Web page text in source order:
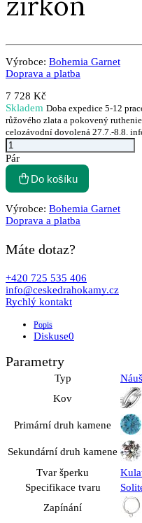
Výrobce: Bohemia Garnet
Doprava a platba
7 728 Kč
Skladem Doba expedice 5-12
růžového zlata a pokovený
celozávodní dovolená 27.7.-8.8.
Pár
Do košíku
Výrobce: Bohemia Garnet
Doprava a platba
Máte dotaz?
+420 725 535 406
info@ceskedrahokamy.cz
Rychlý kontakt
Popis
Diskuse0
Parametry
Typ
Kov
Primární druh kamene
Sekundární druh kamene
Tvar šperku
Specifikace tvaru
Zapínání